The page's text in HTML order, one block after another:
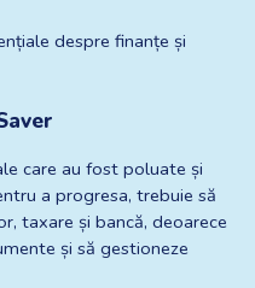
despre finanțe și
care au fost poluate și
a progresa, trebuie să
taxare și bancă, deoarece
și să gestioneze